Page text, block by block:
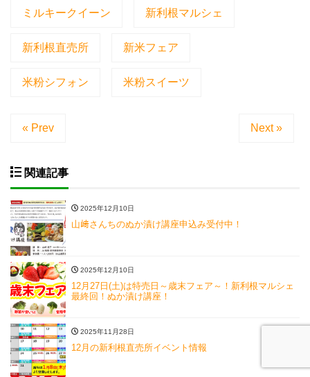
ミルキークイーン 新利根マルシェ
新利根直売所 新米フェア
米粉シフォン 米粉スイーツ
« Prev Next »
関連記事
2025年12月10日
山﨑さんちのぬか漬け講座申込み受付中！
2025年12月10日
12月27日(土)は特売日～歳末フェア～！新利根マルシェ
最終回！ぬか漬け講座！
2025年11月28日
12月の新利根直売所イベント情報